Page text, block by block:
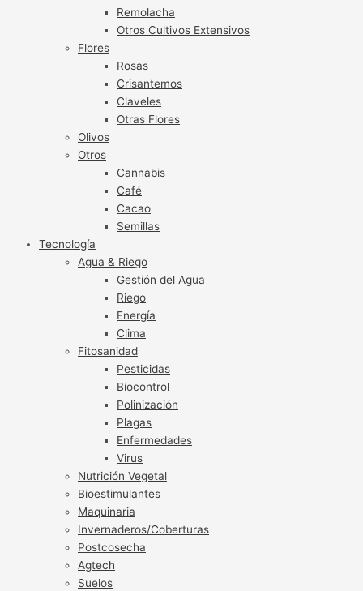
Remolacha
Otros Cultivos Extensivos
Flores
Rosas
Crisantemos
Claveles
Otras Flores
Olivos
Otros
Cannabis
Café
Cacao
Semillas
Tecnología
Agua & Riego
Gestión del Agua
Riego
Energía
Clima
Fitosanidad
Pesticidas
Biocontrol
Polinización
Plagas
Enfermedades
Virus
Nutrición Vegetal
Bioestimulantes
Maquinaria
Invernaderos/Coberturas
Postcosecha
Agtech
Suelos